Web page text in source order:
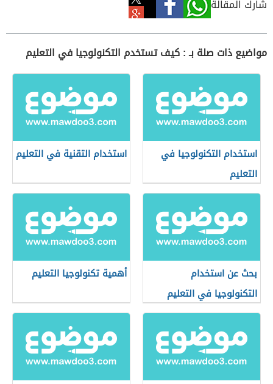
شارك المقالة
مواضيع ذات صلة بـ : كيف تستخدم التكنولوجيا في التعليم
استخدام التكنولوجيا في
التعليم
استخدام التقنية في التعليم
بحث عن استخدام
التكنولوجيا في التعليم
أهمية تكنولوجيا التعليم